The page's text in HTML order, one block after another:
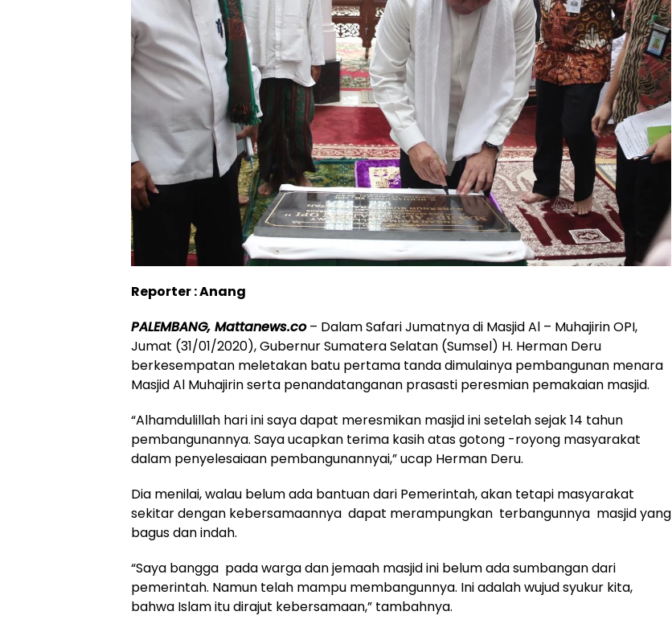
Reporter : Anang
PALEMBANG, Mattanews.co– Dalam Safari Jumatnya di Masjid Al – Muhajirin OPI,
Jumat (31/01/2020), Gubernur Sumatera Selatan (Sumsel) H. Herman Deru
berkesempatan meletakan batu pertama tanda dimulainya pembangunan menara
Masjid Al Muhajirin serta penandatanganan prasasti peresmian pemakaian masjid.
“Alhamdulillah hari ini saya dapat meresmikan masjid ini setelah sejak 14 tahun
pembangunannya. Saya ucapkan terima kasih atas gotong -royong masyarakat
dalam penyelesaiaan pembangunannyai,” ucap Herman Deru.
Dia menilai, walau belum ada bantuan dari Pemerintah, akan tetapi masyarakat
sekitar dengan kebersamaannya dapat merampungkan terbangunnya masjid yang
bagus dan indah.
“Saya bangga pada warga dan jemaah masjid ini belum ada sumbangan dari
pemerintah. Namun telah mampu membangunnya. Ini adalah wujud syukur kita,
bahwa Islam itu dirajut kebersamaan,” tambahnya.